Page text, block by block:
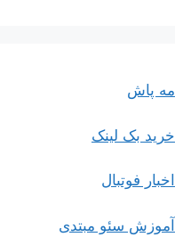
مه پاش
خرید بک لینک
اخبار فوتبال
آموزش سئو مبتدی